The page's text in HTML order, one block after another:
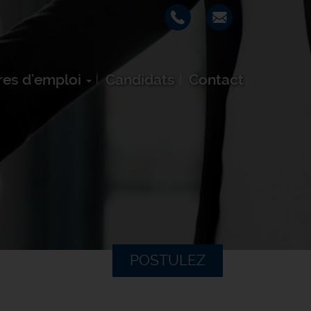
d'emploi Candidats Contact
POSTULEZ